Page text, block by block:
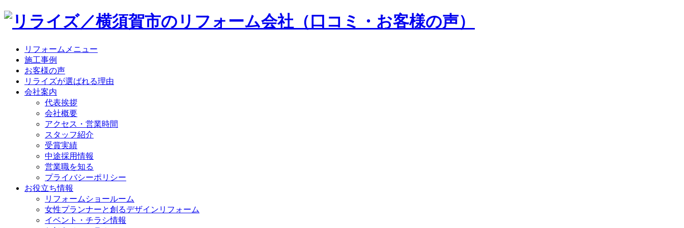
リフォームメニュー
施工事例
お客様の声
リライズが選ばれる理由
会社案内
代表挨拶
会社概要
アクセス・営業時間
スタッフ紹介
受賞実績
中途採用情報
営業職を知る
プライバシーポリシー
お役立ち情報
リフォームショールーム
女性プランナーと創るデザインリフォーム
イベント・チラシ情報